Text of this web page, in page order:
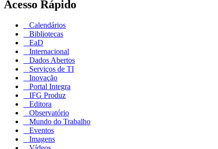
Acesso Rápido
Calendários
Bibliotecas
EaD
Internacional
Dados Abertos
Serviços de TI
Inovação
Portal Integra
IFG Produz
Editora
Observatório
Mundo do Trabalho
Eventos
Imagens